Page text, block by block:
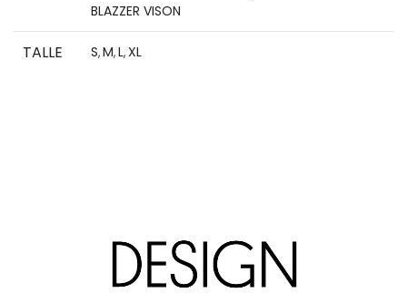
BLAZZER VISON
TALLE S,M,L,XL